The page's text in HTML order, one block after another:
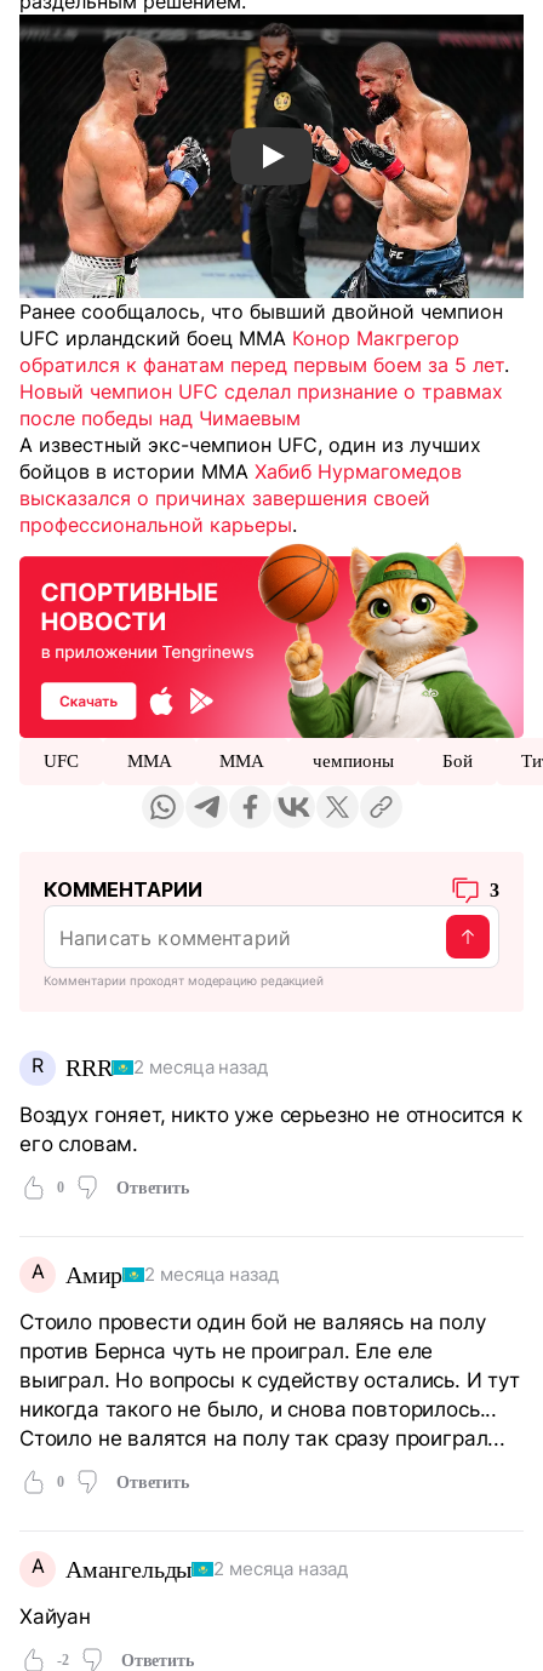
Смотреть видео YouTube
Ранее сообщалось, что бывший двойной чемпион
UFC ирландский боец ММА Конор Макгрегор
обратился к фанатам перед первым боем за 5 лет.
Новый чемпион UFC сделал признание о травмах
после победы над Чимаевым
А известный экс-чемпион UFC, один из лучших
бойцов в истории ММА Хабиб Нурмагомедов
высказался о причинах завершения своей
профессиональной карьеры.
UFC MMA ММА чемпионы Бой
КОММЕНТАРИИ 3
Комментарии проходят модерацию редакцией
R RRR 2 месяца назад
Воздух гоняет, никто уже серьезно не относится к
его словам.
0 Ответить
А Амир 2 месяца назад
Стоило провести один бой не валяясь на полу
против Бернса чуть не проиграл. Еле еле
выиграл. Но вопросы к судейству остались. И тут
никогда такого не было, и снова повторилось...
Стоило не валятся на полу так сразу проиграл...
0 Ответить
А Амангельды 2 месяца назад
Хайуан
-2 Ответить